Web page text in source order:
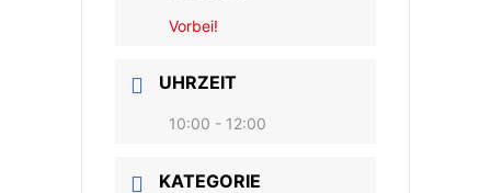
Vorbei!
UHRZEIT
10:00 - 12:00
KATEGORIE